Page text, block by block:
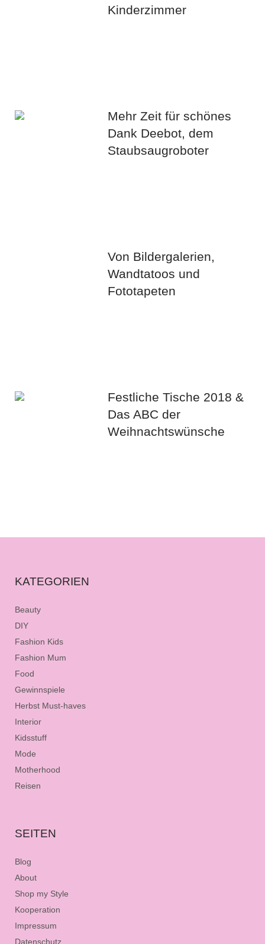
Kinderzimmer
Mehr Zeit für schönes
Dank Deebot, dem
Staubsaugroboter
Von Bildergalerien,
Wandtatoos und
Fototapeten
Festliche Tische 2018 &
Das ABC der
Weihnachtswünsche
KATEGORIEN
Beauty
DIY
Fashion Kids
Fashion Mum
Food
Gewinnspiele
Herbst Must-haves
Interior
Kidsstuff
Mode
Motherhood
Reisen
SEITEN
Blog
About
Shop my Style
Kooperation
Impressum
Datenschutz